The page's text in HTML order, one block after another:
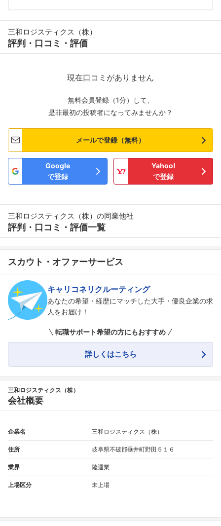
三和ロジスティクス（株）
評判・口コミ・評価
現在口コミがありません
無料会員登録（1分）して、
是非最初の投稿者になってみませんか？
メールで登録（無料）
Google
で登録
Yahoo!
で登録
三和ロジスティクス（株）の同業他社
評判・口コミ・評価一覧
スカウト・オファーサービス
キャリコネリクルーティング
あなたの希望・経歴にマッチした大手・優良企業の求
人をお届け！
転職サポート希望の方にもおすすめ
詳しくはこちら
三和ロジスティクス（株）
会社概要
企業名 三和ロジスティクス（株）
住所 岐阜県不破郡垂井町野田５１６
業界 陸運業
上場区分 未上場